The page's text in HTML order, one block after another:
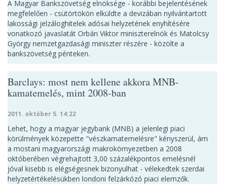
A Magyar Bankszövetség elnöksége - korábbi bejelentésének
megfelelően - csütörtökön elküldte a devizában nyilvántartott
lakossági jelzáloghitelek adósai helyzetének enyhítésére
vonatkozó javaslatát Orbán Viktor miniszterelnök és Matolcsy
György nemzetgazdasági miniszter részére - közölte a
bankszövetség pénteken.
Barclays: most nem kellene akkora MNB-
kamatemelés, mint 2008-ban
2011. október 5. 14:22
Lehet, hogy a magyar jegybank (MNB) a jelenlegi piaci
körülmények közepette "vészkamatemelésre" kényszerül, ám
a mostani magyarországi makrokörnyezetben a 2008
októberében végrehajtott 3,00 százalékpontos emelésnél
jóval kisebb is elégségesnek bizonyulhat - vélekedtek szerdai
helyzetértékelésükben londoni felzárkózó piaci elemzők.